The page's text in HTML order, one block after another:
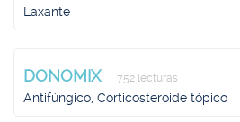
Laxante
DONOMIX 752 lecturas
Antifúngico, Corticosteroide tópico